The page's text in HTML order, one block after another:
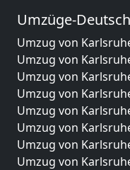
Umzüge-
Umzug von
Umzug von
Umzug von
Umzug von
Umzug von
Umzug von
Umzug von
Umzug von